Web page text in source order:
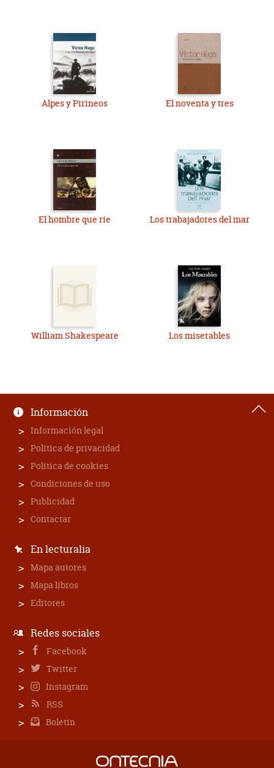
Alpes y Pirineos El noventa y tres
El hombre que ríe Los trabajadores del mar
William Shakespeare Los miserables
Información
Información legal
Política de privacidad
Política de cookies
Condiciones de uso
Publicidad
Contactar
En lecturalia
Mapa autores
Mapa libros
Editores
Redes sociales
Facebook
Twitter
Instagram
RSS
Boletín